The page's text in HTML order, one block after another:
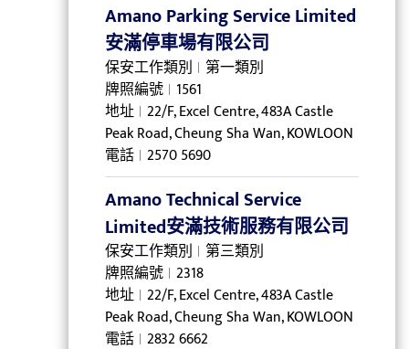
Amano Parking Service Limited
安滿停車場有限公司
保安工作類別 第一類別
牌照編號 1561
地址 22/F, Excel Centre, 483A Castle
Peak Road, Cheung Sha Wan, KOWLOON
電話 2570 5690
Amano Technical Service
Limited安滿技術服務有限公司
保安工作類別 第三類別
牌照編號 2318
地址 22/F, Excel Centre, 483A Castle
Peak Road, Cheung Sha Wan, KOWLOON
電話 2832 6662